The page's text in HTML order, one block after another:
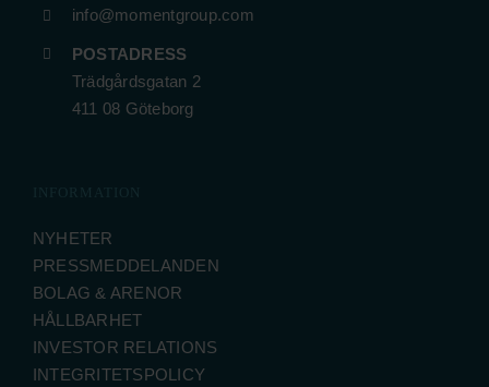
NYHETER
PRESSMEDDELANDEN
BOLAG & ARENOR
HÅLLBARHET
INVESTOR RELATIONS
INTEGRITETSPOLICY
info@momentgroup.com
POSTADRESS
Trädgårdsgatan 2
411 08 Göteborg